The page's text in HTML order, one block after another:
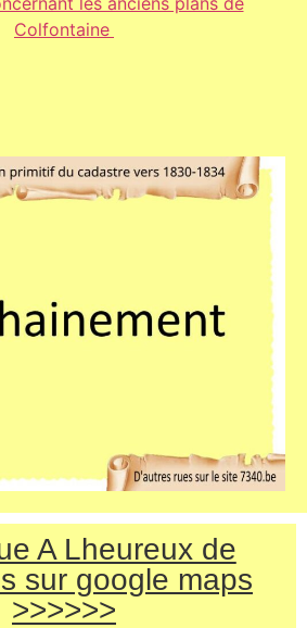
Colfontaine
A Lheureux de
sur google maps
>>>>>>